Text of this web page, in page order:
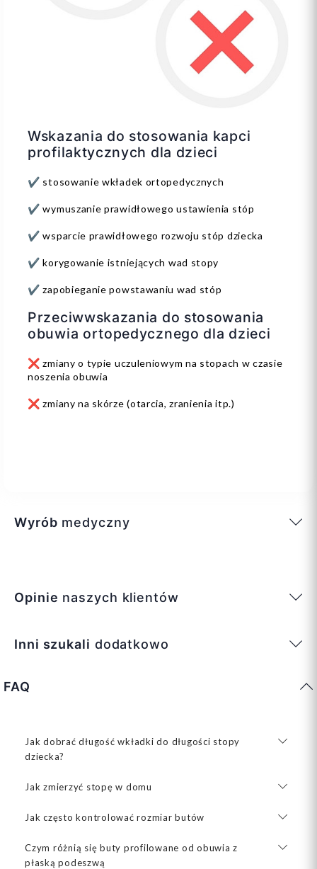
Wskazania do stosowania kapci
profilaktycznych dla dzieci
✔️ stosowanie wkładek ortopedycznych
✔️ wymuszanie prawidłowego ustawienia stóp
✔️ wsparcie prawidłowego rozwoju stóp dziecka
✔️ korygowanie istniejących wad stopy
✔️ zapobieganie powstawaniu wad stóp
Przeciwwskazania do stosowania
obuwia ortopedycznego dla dzieci
❌ zmiany o typie uczuleniowym na stopach w czasie
noszenia obuwia
❌ zmiany na skórze (otarcia, zranienia itp.)
Wyrób medyczny
Opinie naszych klientów
Inni szukali dodatkowo
FAQ
Jak dobrać długość wkładki do długości stopy
dziecka?
Jak zmierzyć stopę w domu
Jak często kontrolować rozmiar butów
Czym różnią się buty profilowane od obuwia z
płaską podeszwą